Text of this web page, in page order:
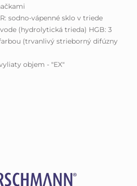
sodno-vápenné sklo v triede
(hydrolytická trieda) HGB: 3
(trvanlivý strieborný difúzny
objem - "EX"